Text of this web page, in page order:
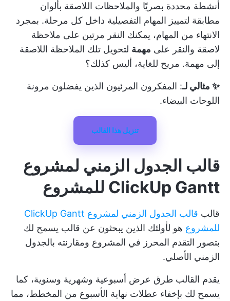
أنشطة محددة بصريًا والملاحظات اللاصقة بألوان
مطابقة لتمييز المهام التفصيلية داخل كل مرحلة. بمجرد
الانتهاء من المهام، يمكنك النقر مرتين على ملاحظة
لاصقة والنقر على مهمة لتحويل تلك الملاحظة اللاصقة
إلى مهمة. مريح للغاية، أليس كذلك؟
✨ مثالي لـ: المفكرون المرئيون الذين يفضلون مرونة
اللوحات البيضاء.
تنزيل هذا القالب
قالب الجدول الزمني لمشروع
ClickUp Gantt للمشروع
قالب
قالب الجدول الزمني لمشروع ClickUp Gantt
للمشروع هو لأولئك الذين يبحثون عن قالب يسمح لك
بتصور التقدم المحرز في المشروع ومقارنته بالجدول
الزمني الأصلي.
يقدم القالب طرق عرض أسبوعية وشهرية وسنوية، كما
يسمح لك بإخفاء عطلات نهاية الأسبوع من المخطط، مما